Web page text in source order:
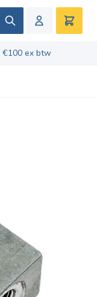
Zoek
€100 ex btw
669 recensies